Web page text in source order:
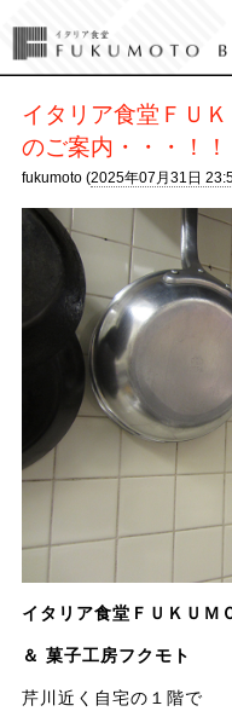
イタリア食堂ＦＵ
のご案内・・・！！
fukumoto (2025年07月31日
イタリア食堂ＦＵＫＵＭ
＆ 菓子工房フクモト
芹川近く自宅の１階で